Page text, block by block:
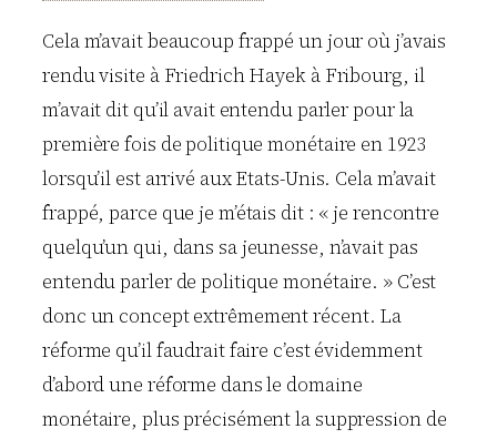
Cela m’avait beaucoup frappé un jour où j’avais
rendu visite à Friedrich Hayek à Fribourg, il
m’avait dit qu’il avait entendu parler pour la
première fois de politique monétaire en 1923
lorsqu’il est arrivé aux Etats-Unis. Cela m’avait
frappé, parce que je m’étais dit : « je rencontre
quelqu’un qui, dans sa jeunesse, n’avait pas
entendu parler de politique monétaire. » C’est
donc un concept extrêmement récent. La
réforme qu’il faudrait faire c’est évidemment
d’abord une réforme dans le domaine
monétaire, plus précisément la suppression de